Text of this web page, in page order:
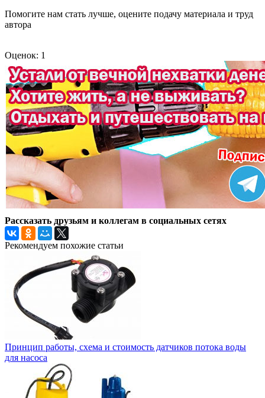
Помогите нам стать лучше, оцените подачу материала и труд
автора
Оценок: 1
Рассказать друзьям и коллегам в социальных сетях
Рекомендуем похожие статьи
Принцип работы, схема и стоимость датчиков потока воды
для насоса